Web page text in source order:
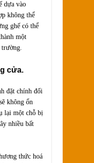
dựa vào
không thể
ghế có thể
một
cửa.
đặt chính đối
không ổn
lại một chỗ bị
nhiều bất
thức hoá